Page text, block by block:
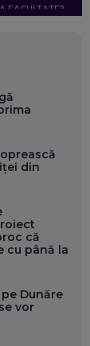
FACULTATE?
LA JOB. ȘI CUM
CUM
DRUMUL
PAȘI ÎNTR-O
din
că
cu până la
Dunăre
vor